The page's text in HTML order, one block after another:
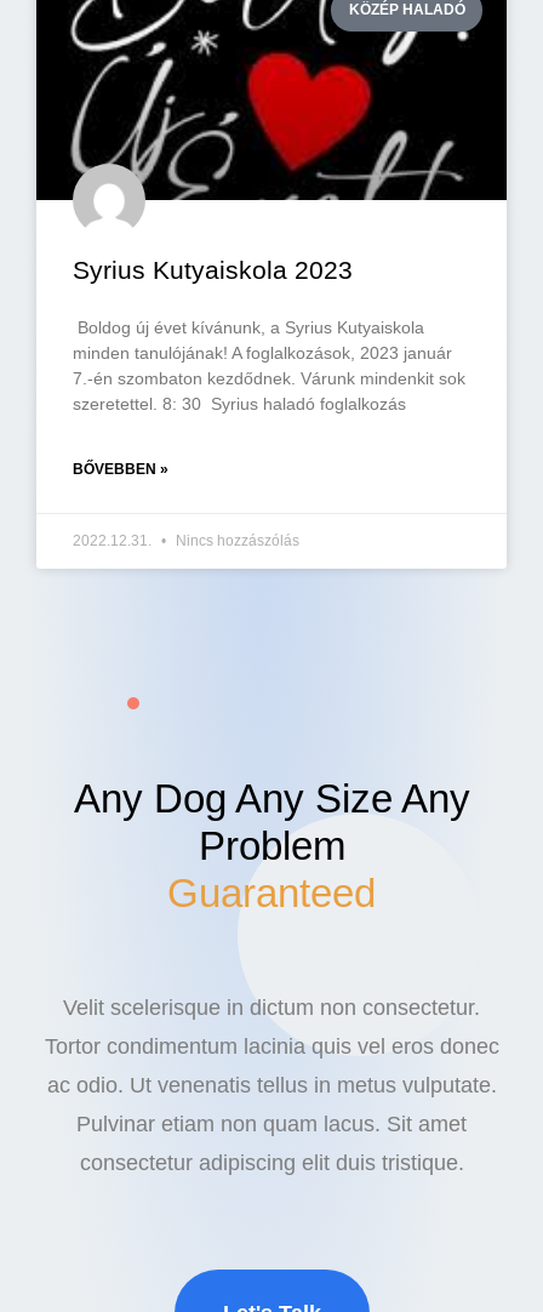
KÖZÉP HALADÓ
Syrius Kutyaiskola 2023
Boldog új évet kívánunk, a Syrius Kutyaiskola
minden tanulójának! A foglalkozások, 2023 január
7.-én szombaton kezdődnek. Várunk mindenkit sok
szeretettel. 8: 30 Syrius haladó foglalkozás
BŐVEBBEN »
2022.12.31. Nincs hozzászólás
Any Dog Any Size Any
Problem
Guaranteed
Velit scelerisque in dictum non consectetur.
Tortor condimentum lacinia quis vel eros donec
ac odio. Ut venenatis tellus in metus vulputate.
Pulvinar etiam non quam lacus. Sit amet
consectetur adipiscing elit duis tristique.